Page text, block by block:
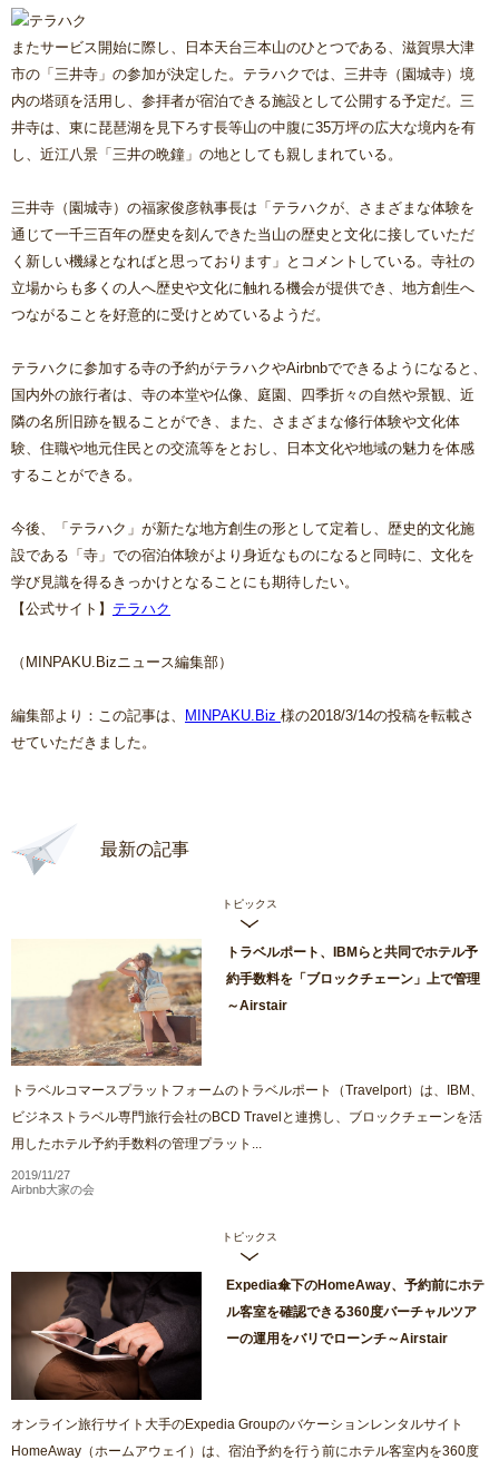
またサービス開始に際し、日本天台三本山のひとつである、滋賀県大津
市の「三井寺」の参加が決定した。テラハクでは、三井寺（園城寺）境
内の塔頭を活用し、参拝者が宿泊できる施設として公開する予定だ。三
井寺は、東に琵琶湖を見下ろす長等山の中腹に35万坪の広大な境内を有
し、近江八景「三井の晩鐘」の地としても親しまれている。
三井寺（園城寺）の福家俊彦執事長は「テラハクが、さまざまな体験を
通じて一千三百年の歴史を刻んできた当山の歴史と文化に接していただ
く新しい機縁となればと思っております」とコメントしている。寺社の
立場からも多くの人へ歴史や文化に触れる機会が提供でき、地方創生へ
つながることを好意的に受けとめているようだ。
テラハクに参加する寺の予約がテラハクやAirbnbでできるようになると、
国内外の旅行者は、寺の本堂や仏像、庭園、四季折々の自然や景観、近
隣の名所旧跡を観ることができ、また、さまざまな修行体験や文化体
験、住職や地元住民との交流等をとおし、日本文化や地域の魅力を体感
することができる。
今後、「テラハク」が新たな地方創生の形として定着し、歴史的文化施
設である「寺」での宿泊体験がより身近なものになると同時に、文化を
学び見識を得るきっかけとなることにも期待したい。
【公式サイト】 テラハク
（MINPAKU.Bizニュース編集部）
編集部より：この記事は、 MINPAKU.Biz 様の2018/3/14の投稿を転載さ
せていただきました。
最新の記事
トピックス
トラベルポート、IBMらと共同でホテル予
約手数料を「ブロックチェーン」上で管理
～Airstair
トラベルコマースプラットフォームのトラベルポート（Travelport）は、IBM、
ビジネストラベル専門旅行会社のBCD Travelと連携し、ブロックチェーンを活
用したホテル予約手数料の管理プラット...
2019/11/27
Airbnb大家の会
トピックス
Expedia傘下のHomeAway、予約前にホテ
ル客室を確認できる360度バーチャルツア
ーの運用をバリでローンチ～Airstair
オンライン旅行サイト大手のExpedia Groupのバケーションレンタルサイト
HomeAway（ホームアウェイ）は、宿泊予約を行う前にホテル客室内を360度